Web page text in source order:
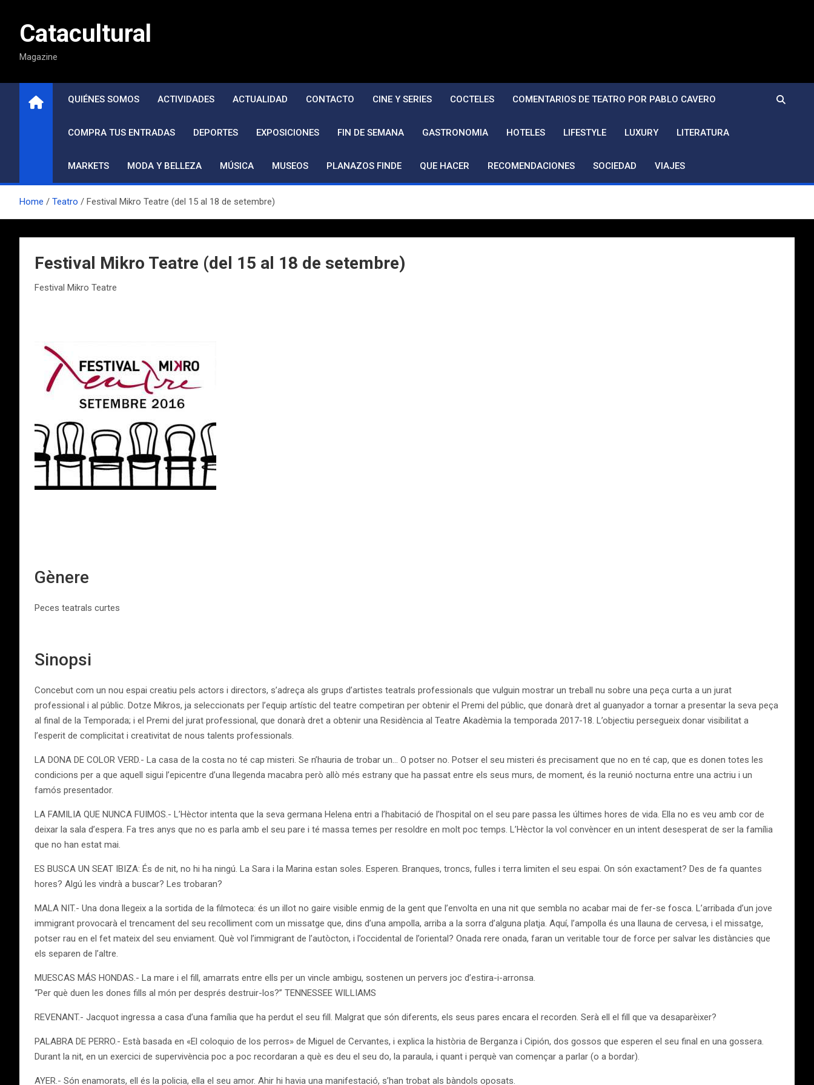
contenidoCatacultural
Magazine
QUIÉNES SOMOS ACTIVIDADES ACTUALIDAD CONTACTO CINE Y SERIES COCTELES COMENTARIOS DE TEATRO POR PABLO CAVERO
COMPRA TUS ENTRADAS DEPORTES EXPOSICIONES FIN DE SEMANA GASTRONOMIA HOTELES LIFESTYLE LUXURY LITERATURA
MARKETS MODA Y BELLEZA MÚSICA MUSEOS PLANAZOS FINDE QUE HACER RECOMENDACIONES SOCIEDAD VIAJES
Home Teatro Festival Mikro Teatre (del 15 al 18 de setembre)
Festival Mikro Teatre (del 15 al 18 de setembre)
Festival Mikro Teatre
Gènere
Peces teatrals curtes
Sinopsi
Concebut com un nou espai creatiu pels actors i directors, s’adreça als grups d’artistes teatrals professionals que vulguin mostrar un treball nu sobre una peça curta a un jurat
professional i al públic. Dotze Mikros, ja seleccionats per l’equip artístic del teatre competiran per obtenir el Premi del públic, que donarà dret al guanyador a tornar a presentar la seva peça
al final de la Temporada; i el Premi del jurat professional, que donarà dret a obtenir una Residència al Teatre Akadèmia la temporada 2017-18. L’objectiu persegueix donar visibilitat a
l’esperit de complicitat i creativitat de nous talents professionals.
LA DONA DE COLOR VERD.- La casa de la costa no té cap misteri. Se n’hauria de trobar un… O potser no. Potser el seu misteri és precisament que no en té cap, que es donen totes les
condicions per a que aquell sigui l’epicentre d’una llegenda macabra però allò més estrany que ha passat entre els seus murs, de moment, és la reunió nocturna entre una actriu i un
famós presentador.
LA FAMILIA QUE NUNCA FUIMOS.- L’Hèctor intenta que la seva germana Helena entri a l’habitació de l’hospital on el seu pare passa les últimes hores de vida. Ella no es veu amb cor de
deixar la sala d’espera. Fa tres anys que no es parla amb el seu pare i té massa temes per resoldre en molt poc temps. L’Hèctor la vol convèncer en un intent desesperat de ser la família
que no han estat mai.
ES BUSCA UN SEAT IBIZA: És de nit, no hi ha ningú. La Sara i la Marina estan soles. Esperen. Branques, troncs, fulles i terra limiten el seu espai. On són exactament? Des de fa quantes
hores? Algú les vindrà a buscar? Les trobaran?
MALA NIT.- Una dona llegeix a la sortida de la filmoteca: és un illot no gaire visible enmig de la gent que l’envolta en una nit que sembla no acabar mai de fer-se fosca. L’arribada d’un jove
immigrant provocarà el trencament del seu recolliment com un missatge que, dins d’una ampolla, arriba a la sorra d’alguna platja. Aquí, l’ampolla és una llauna de cervesa, i el missatge,
potser rau en el fet mateix del seu enviament. Què vol l’immigrant de l’autòcton, i l’occidental de l’oriental? Onada rere onada, faran un veritable tour de force per salvar les distàncies que
els separen de l’altre.
MUESCAS MÁS HONDAS.- La mare i el fill, amarrats entre ells per un vincle ambigu, sostenen un pervers joc d’estira-i-arronsa.
“Per què duen les dones fills al món per després destruir-los?” TENNESSEE WILLIAMS
REVENANT.- Jacquot ingressa a casa d’una família que ha perdut el seu fill. Malgrat que són diferents, els seus pares encara el recorden. Serà ell el fill que va desaparèixer?
PALABRA DE PERRO.- Està basada en «El coloquio de los perros» de Miguel de Cervantes, i explica la història de Berganza i Cipión, dos gossos que esperen el seu final en una gossera.
Durant la nit, en un exercici de supervivència poc a poc recordaran a què es deu el seu do, la paraula, i quant i perquè van començar a parlar (o a bordar).
AYER.- Són enamorats, ell és la policia, ella el seu amor. Ahir hi havia una manifestació, s’han trobat als bàndols oposats.